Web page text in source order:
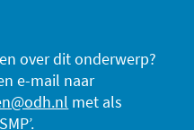
over dit onderwerp?
e-mail naar
met als